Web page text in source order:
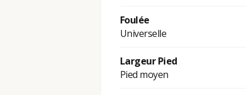
Foulée
Universelle
Largeur Pied
Pied moyen